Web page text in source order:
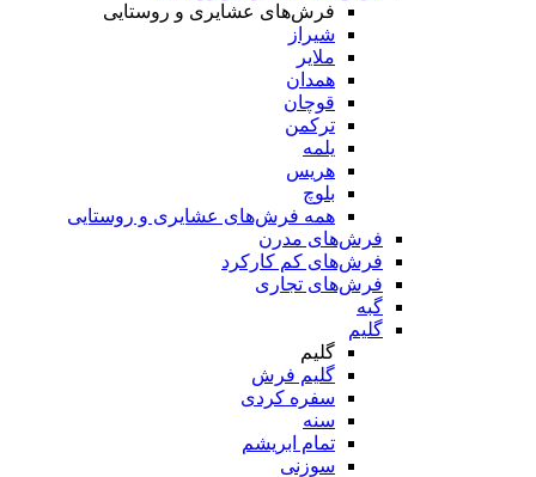
فرش‌های عشایری و روستایی
شیراز
ملایر
همدان
قوچان
ترکمن
یلمه
هریس
بلوچ
همه فرش‌های عشایری و روستایی
فرش‌های مدرن
فرش‌های کم کارکرد
فرش‌های تجاری
گبه
گلیم
گلیم
گلیم فرش
سفره کردی
سنه
تمام ابریشم
سوزنی